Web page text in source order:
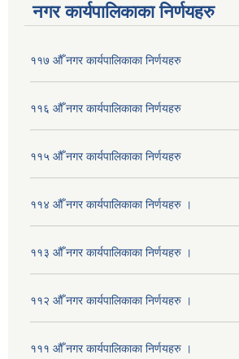
नगर कार्यपालिकाका निर्णयहरु
११७ औँ नगर कार्यपालिकाका निर्णयहरु
११६ औँ नगर कार्यपालिकाका निर्णयहरु
११५ औँ नगर कार्यपालिकाका निर्णयहरु
११४ औँ नगर कार्यपालिकाका निर्णयहरु ।
११३ औँ नगर कार्यपालिकाका निर्णयहरु ।
११२ औँ नगर कार्यपालिकाका निर्णयहरु ।
१११ औँ नगर कार्यपालिकाका निर्णयहरु ।